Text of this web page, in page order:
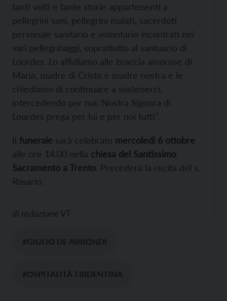
tanti volti e tante storie appartenenti a
pellegrini sani, pellegrini malati, sacerdoti
personale sanitario e volontario incontrati nei
vari pellegrinaggi, soprattutto al santuario di
Lourdes. Lo affidiamo alle braccia amorose di
Maria, madre di Cristo e madre nostra e le
chiediamo di continuare a sostenerci,
intercedendo per noi. Nostra Signora di
Lourdes prega per lui e per noi tutti”.
Il funerale sarà celebrato mercoledì 6 ottobre
alle ore 14.00 nella chiesa del Santissimo
Sacramento a Trento. Precederà la recita del s.
Rosario.
di redazione VT
#GIULIO DE ABBONDI
#OSPITALITÀ TRIDENTINA